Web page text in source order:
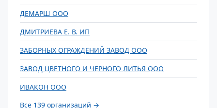
ДЕМАРШ ООО
ДМИТРИЕВА Е. В. ИП
ЗАБОРНЫХ ОГРАЖДЕНИЙ ЗАВОД ООО
ЗАВОД ЦВЕТНОГО И ЧЕРНОГО ЛИТЬЯ ООО
ИВАКОН ООО
Все 139 организаций →